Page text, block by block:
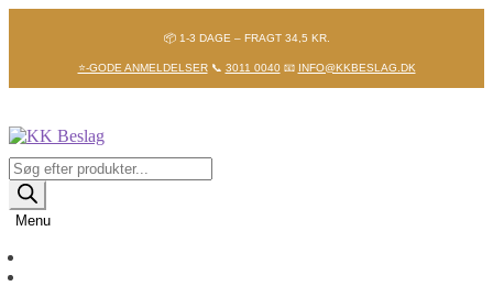
📦 1-3 DAGE – FRAGT 34,5 KR.
⭐-GODE ANMELDELSER📞 3011 0040📧 INFO@KKBESLAG.DK
Spring
til
navigation
Spring
til
indhold
Products
search
Menu